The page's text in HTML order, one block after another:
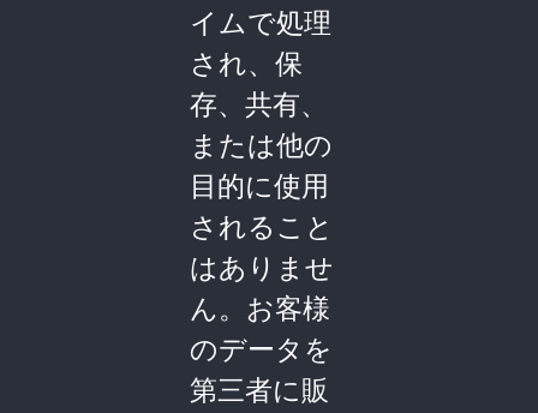
イムで処理
され、保
存、共有、
または他の
目的に使用
されること
はありませ
ん。お客様
のデータを
第三者に販